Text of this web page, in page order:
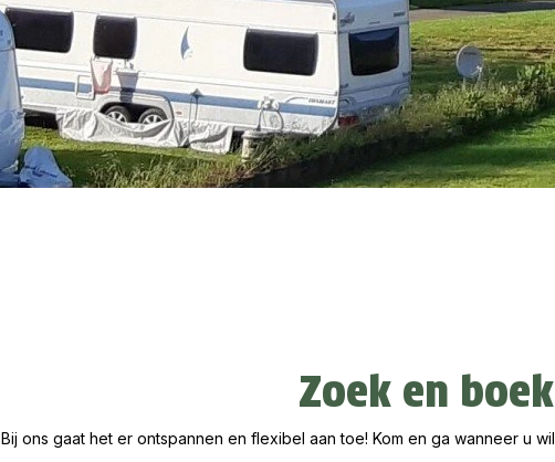
Zoek en boek
Bij ons gaat het er ontspannen en flexibel aan toe! Kom en ga wanneer u